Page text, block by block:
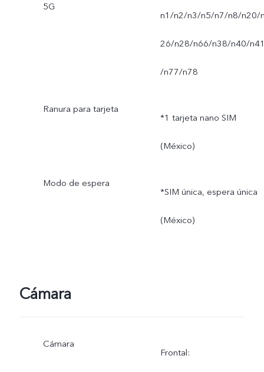
5G
n1/n2/n3/n5/n7/n8/n20/
26/n28/n66/n38/n40/
/n77/n78
Ranura para tarjeta
*1 tarjeta nano SIM
(México)
Modo de espera
*SIM única, espera única
(México)
Cámara
Cámara
Frontal: